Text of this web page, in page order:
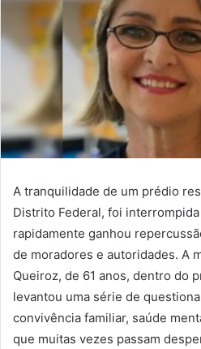
A tranquilidade de um prédio
Distrito Federal, foi
rapidamente ganhou
de moradores e autoridades. A
Queiroz, de 61 anos, dentro do
levantou uma série de
convivência familiar, saúde
que muitas vezes passam